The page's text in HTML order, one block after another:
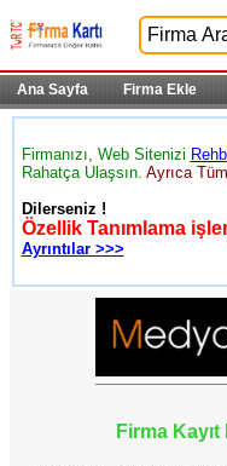
Ana Sayfa Firma Ekle
Firmanızı, Web Sitenizi
Rahatça Ulaşsın. Ayrıca
Dilerseniz !
Özellik Tanımlama
Ayrıntılar >>>
Firma Kayıt